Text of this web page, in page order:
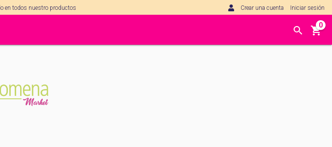
en todos nuestro productos Crear una cuenta Iniciar sesión
0